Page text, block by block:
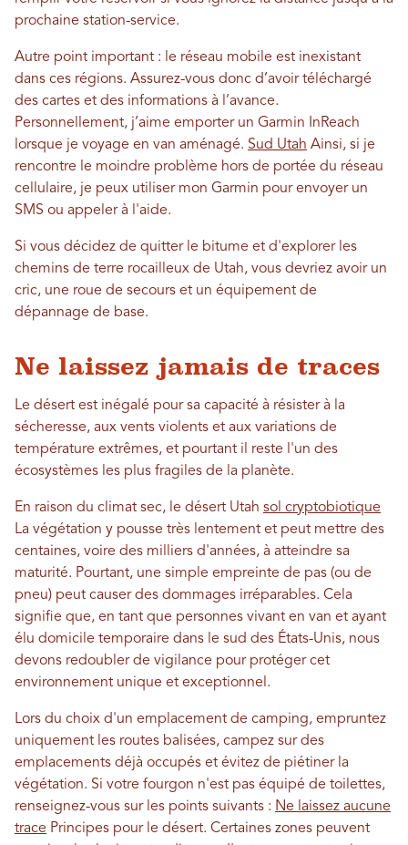
prochaine station-service.
Autre point important : le réseau mobile est inexistant
dans ces régions. Assurez-vous donc d’avoir téléchargé
des cartes et des informations à l’avance.
Personnellement, j’aime emporter un Garmin InReach
lorsque je voyage en van aménagé. Sud Utah Ainsi, si je
rencontre le moindre problème hors de portée du réseau
cellulaire, je peux utiliser mon Garmin pour envoyer un
SMS ou appeler à l'aide.
Si vous décidez de quitter le bitume et d'explorer les
chemins de terre rocailleux de Utah, vous devriez avoir un
cric, une roue de secours et un équipement de
dépannage de base.
Ne laissez jamais de traces
Le désert est inégalé pour sa capacité à résister à la
sécheresse, aux vents violents et aux variations de
température extrêmes, et pourtant il reste l'un des
écosystèmes les plus fragiles de la planète.
En raison du climat sec, le désert Utah sol cryptobiotique
La végétation y pousse très lentement et peut mettre des
centaines, voire des milliers d'années, à atteindre sa
maturité. Pourtant, une simple empreinte de pas (ou de
pneu) peut causer des dommages irréparables. Cela
signifie que, en tant que personnes vivant en van et ayant
élu domicile temporaire dans le sud des États-Unis, nous
devons redoubler de vigilance pour protéger cet
environnement unique et exceptionnel.
Lors du choix d'un emplacement de camping, empruntez
uniquement les routes balisées, campez sur des
emplacements déjà occupés et évitez de piétiner la
végétation. Si votre fourgon n'est pas équipé de toilettes,
renseignez-vous sur les points suivants : Ne laissez aucune
trace Principes pour le désert. Certaines zones peuvent